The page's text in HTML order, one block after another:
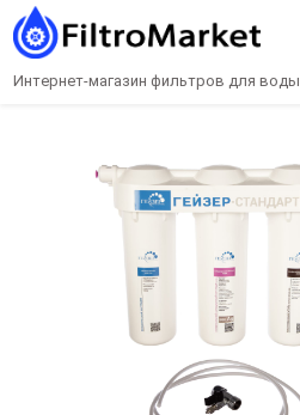
Интернет-магазин фильтров для воды